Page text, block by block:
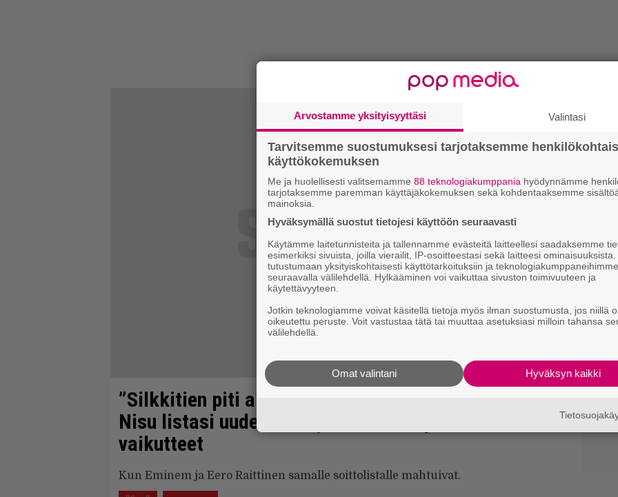
”Silkkitien piti aluksi olla likaista funkia” – Pekka
Nisu listasi uuden Pimeys-albumin epätodennäköiset
vaikutteet
Kun Eminem ja Eero Raittinen samalle soittolistalle mahtuivat.
Arvostamme yksityisyyttäsi Valintasi
Tarvitsemme suostumuksesi tarjotaksemme
käyttökokemuksen
Me ja huolellisesti valitsemamme 88 teknologiakumppania hyödynnämme
tarjotaksemme paremman käyttäjäkokemuksen sekä kohdentaaksemme
mainoksia.
Hyväksymällä suostut tietojesi käyttöön seuraavasti
Käytämme laitetunnisteita ja tallennamme evästeitä laitteellesi saadaksemme
esimerkiksi sivuista, joilla vierailit, IP-osoitteestasi sekä laitteesi
tutustumaan yksityiskohtaisesti käyttötarkoituksiin ja teknologiakumppaneihimme
seuraavalla välilehdellä. Hylkääminen voi vaikuttaa sivuston toimivuuteen ja
käytettävyyteen.
Jotkin teknologiamme voivat käsitellä tietoja myös ilman suostumusta, jos niillä
oikeutettu peruste. Voit vastustaa tätä tai muuttaa asetuksiasi milloin tahansa
välilehdellä.
Hyväksyn kaikki
Omat valintani